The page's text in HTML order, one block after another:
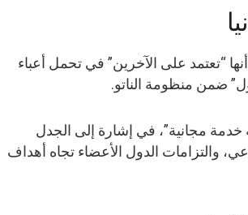
“تعتمد على الآخرين” في تحمل أعباء
ضمن منظومة الناتو.
خدمة مجانية”، في إشارة إلى الجدل
والتزامات الدول الأعضاء تجاه أهداف